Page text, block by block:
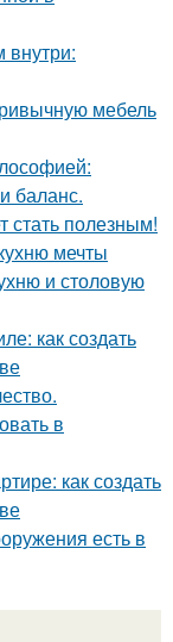
мебель
баланс.
стать полезным!
мечты
и столовую
как создать
в
как создать
есть в